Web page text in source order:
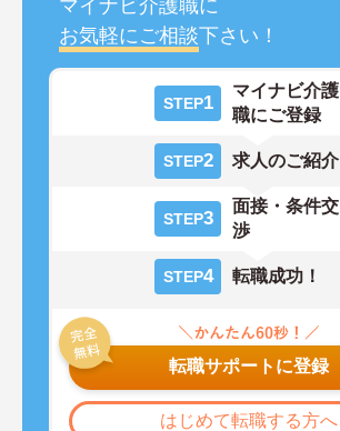
マイナビ介護職に
お気軽にご相談下さい！
STEP1
マイナビ介護
職にご登録
STEP2 求人のご紹介
STEP3
面接・条件交
渉
STEP4 転職成功！
転職サポートに登録
はじめて転職する方へ